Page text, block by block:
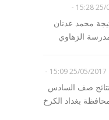
25/
-
محمد عدنان
الزهاوي
25/05/2017 15:09
-
صف السادس
بغداد الكرخ